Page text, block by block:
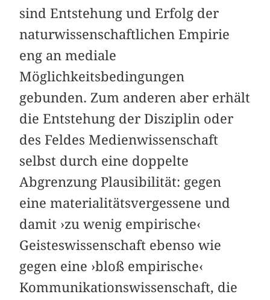
sind Entstehung und Erfolg der
naturwissenschaftlichen Empirie
eng an mediale
Möglichkeitsbedingungen
gebunden. Zum anderen aber erhält
die Entstehung der Disziplin oder
des Feldes Medienwissenschaft
selbst durch eine doppelte
Abgrenzung Plausibilität: gegen
eine materialitätsvergessene und
damit ›zu wenig empirische‹
Geisteswissenschaft ebenso wie
gegen eine ›bloß empirische‹
Kommunikationswissenschaft, die